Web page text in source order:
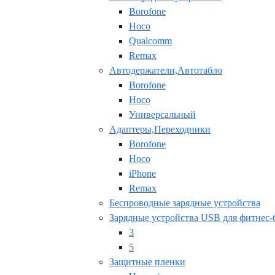
Borofone
Hoco
Qualcomm
Remax
Автодержатели,Автотабло
Borofone
Hoco
Универсальный
Адаптеры,Переходники
Borofone
Hoco
iPhone
Remax
Беспроводные зарядные устройства
Зарядные устройства USB для фитнес-
3
5
Защитные пленки